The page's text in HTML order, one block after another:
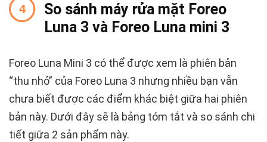
So sánh máy rửa mặt Foreo
Luna 3 và Foreo Luna mini 3
Foreo Luna Mini 3 có thể được xem là phiên bản
“thu nhỏ” của Foreo Luna 3 nhưng nhiều bạn vẫn
chưa biết được các điểm khác biệt giữa hai phiên
bản này. Dưới đây sẽ là bảng tóm tắt và so sánh chi
tiết giữa 2 sản phẩm này.